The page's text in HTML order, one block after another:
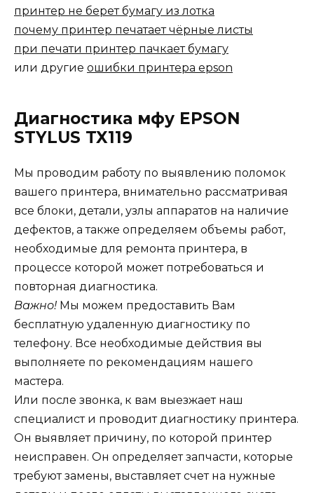
принтер не берет бумагу из лотка
почему принтер печатает чёрные листы
при печати принтер пачкает бумагу
или другие ошибки принтера epson
Диагностика мфу EPSON
STYLUS TX119
Мы проводим работу по выявлению поломок
вашего принтера, внимательно рассматривая
все блоки, детали, узлы аппаратов на наличие
дефектов, а также определяем объемы работ,
необходимые для ремонта принтера, в
процессе которой может потребоваться и
повторная диагностика.
Важно! Мы можем предоставить Вам
бесплатную удаленную диагностику по
телефону. Все необходимые действия вы
выполняете по рекомендациям нашего
мастера.
Или после звонка, к вам выезжает наш
специалист и проводит диагностику принтера.
Он выявляет причину, по которой принтер
неисправен. Он определяет запчасти, которые
требуют замены, выставляет счет на нужные